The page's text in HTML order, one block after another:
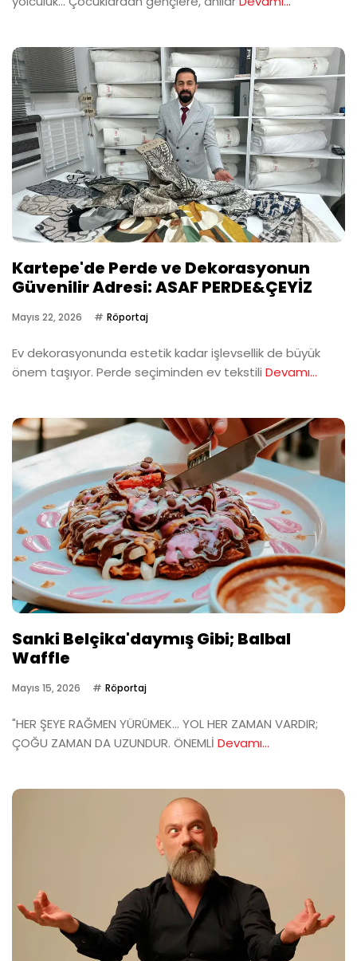
Kartepe'de Perde ve Dekorasyonun
Güvenilir Adresi: ASAF PERDE&ÇEYİZ
Mayıs 22, 2026 Röportaj
Ev dekorasyonunda estetik kadar işlevsellik de büyük
önem taşıyor. Perde seçiminden ev tekstili Devamı...
Sanki Belçika'daymış Gibi; Balbal
Waffle
Mayıs 15, 2026 Röportaj
"HER ŞEYE RAĞMEN YÜRÜMEK… YOL HER ZAMAN VARDIR;
ÇOĞU ZAMAN DA UZUNDUR. ÖNEMLİ Devamı...